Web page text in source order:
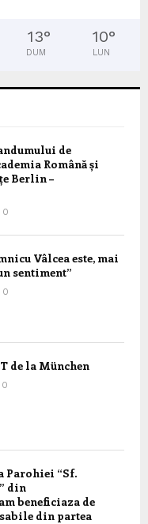
13°
DUM
10°
LUN
de
Română și
Berlin –
0
Vâlcea este, mai
sentiment”
0
de la München
0
Parohiei “Sf.
din
beneficiaza de
din partea